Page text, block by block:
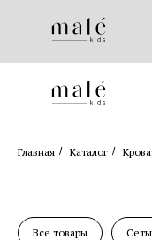
Главная / Каталог /
Все товары Сеты